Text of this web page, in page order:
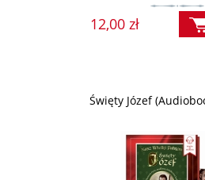
12,00 zł
Święty Józef